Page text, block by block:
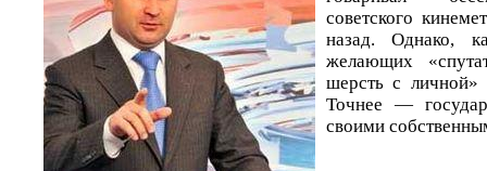
советского
назад. Однако,
желающих
шерсть с личной»
Точнее —
своими